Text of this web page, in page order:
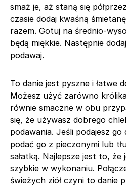
smaż je, aż staną się
czasie dodaj kwaśną
razem. Gotuj na średnio-
będą miękkie. Następnie
podawaj.
To danie jest pyszne i łatwe
Możesz użyć zarówno
równie smaczne w obu
się, że używasz dobrego
podawania. Jeśli podajesz
podać go z pieczonymi lub
sałatką. Najlepsze jest to,
szybkie w wykonaniu.
świeżych ziół czyni to danie